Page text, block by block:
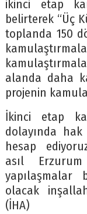
ikinci etap
belirterek “Üç
toplanda 150
alanda daha
projenin
İkinci etap
dolayında hak
hesap
asıl
yapılaşmalar
olacak
(İHA)